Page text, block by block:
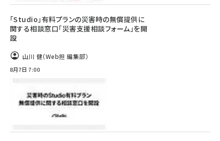
「Studio」有料プランの災害時の無償提供に
関する相談窓口「災害支援相談フォーム」を開
設
山川 健（Web担 編集部）
8月7日 7:00